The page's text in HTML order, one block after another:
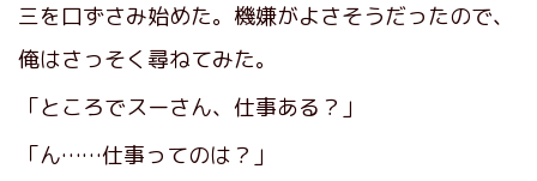
三を口ずさみ始めた。機嫌がよさそうだったので、
俺はさっそく尋ねてみた。
「ところでスーさん、仕事ある？」
「ん……仕事ってのは？」